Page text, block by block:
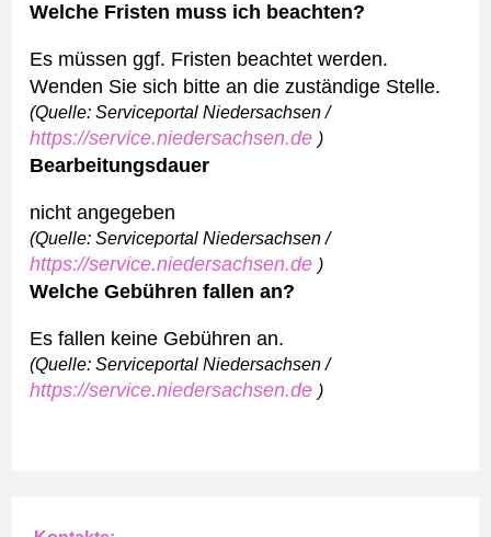
Welche Fristen muss ich beachten?
Es müssen ggf. Fristen beachtet werden.
Wenden Sie sich bitte an die zuständige Stelle.
(Quelle: Serviceportal Niedersachsen /
https://service.niedersachsen.de )
Bearbeitungsdauer
nicht angegeben
(Quelle: Serviceportal Niedersachsen /
https://service.niedersachsen.de )
Welche Gebühren fallen an?
Es fallen keine Gebühren an.
(Quelle: Serviceportal Niedersachsen /
https://service.niedersachsen.de )